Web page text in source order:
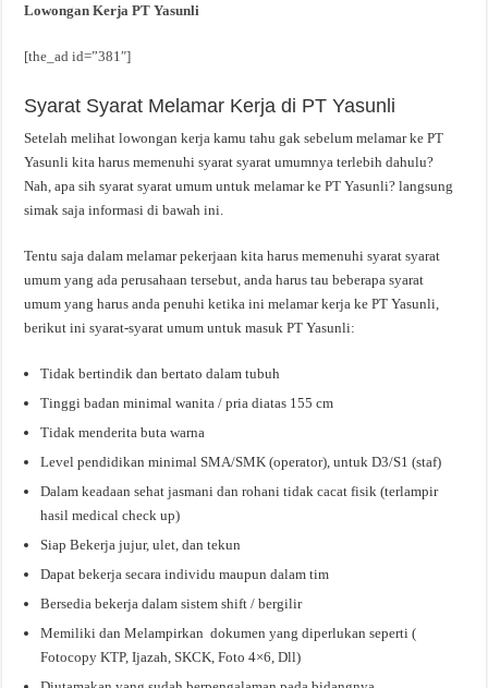
Lowongan Kerja PT Yasunli
[the_ad id=”381″]
Syarat Syarat Melamar Kerja di PT Yasunli
Setelah melihat lowongan kerja kamu tahu gak sebelum melamar ke PT
Yasunli kita harus memenuhi syarat syarat umumnya terlebih dahulu?
Nah, apa sih syarat syarat umum untuk melamar ke PT Yasunli? langsung
simak saja informasi di bawah ini.
Tentu saja dalam melamar pekerjaan kita harus memenuhi syarat syarat
umum yang ada perusahaan tersebut, anda harus tau beberapa syarat
umum yang harus anda penuhi ketika ini melamar kerja ke PT Yasunli,
berikut ini syarat-syarat umum untuk masuk PT Yasunli:
Tidak bertindik dan bertato dalam tubuh
Tinggi badan minimal wanita / pria diatas 155 cm
Tidak menderita buta warna
Level pendidikan minimal SMA/SMK (operator), untuk D3/S1 (staf)
Dalam keadaan sehat jasmani dan rohani tidak cacat fisik (terlampir
hasil medical check up)
Siap Bekerja jujur, ulet, dan tekun
Dapat bekerja secara individu maupun dalam tim
Bersedia bekerja dalam sistem shift / bergilir
Memiliki dan Melampirkan dokumen yang diperlukan seperti (
Fotocopy KTP, Ijazah, SKCK, Foto 4×6, Dll)